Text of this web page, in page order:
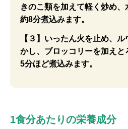
きのこ類を加えて軽く炒め、
約8分煮込みます。
【３】いったん火を止め、
かし、ブロッコリーを加え
5分ほど煮込みます。
1食分あたりの栄養成分